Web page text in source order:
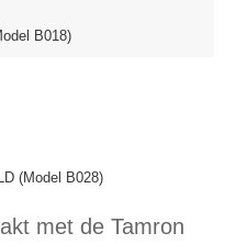
B018)
(Model B028)
met de Tamron